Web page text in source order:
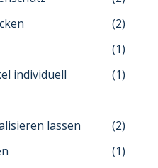
(2)
(1)
individuell
(1)
lassen
(2)
(1)